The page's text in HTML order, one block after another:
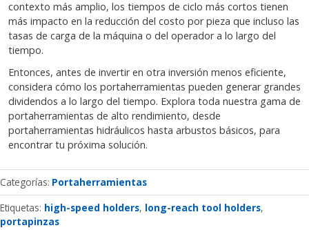
contexto más amplio, los tiempos de ciclo más cortos tienen
más impacto en la reducción del costo por pieza que incluso las
tasas de carga de la máquina o del operador a lo largo del
tiempo.
Entonces, antes de invertir en otra inversión menos eficiente,
considera cómo los portaherramientas pueden generar grandes
dividendos a lo largo del tiempo. Explora toda nuestra gama de
portaherramientas de alto rendimiento, desde
portaherramientas hidráulicos hasta arbustos básicos, para
encontrar tu próxima solución.
Categorías Portaherramientas
Etiquetas: high-speed holders long-reach tool holders
portapinzas